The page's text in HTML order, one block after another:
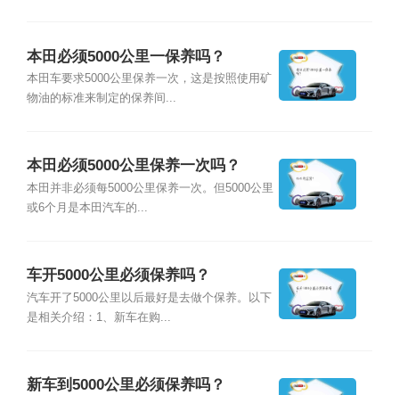
本田必须5000公里一保养吗？
本田车要求5000公里保养一次，这是按照使用矿
物油的标准来制定的保养间...
本田必须5000公里保养一次吗？
本田并非必须每5000公里保养一次。但5000公里
或6个月是本田汽车的...
车开5000公里必须保养吗？
汽车开了5000公里以后最好是去做个保养。以下
是相关介绍：1、新车在购...
新车到5000公里必须保养吗？